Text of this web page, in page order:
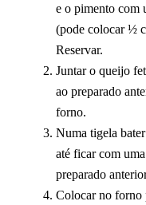
e o pimento com
(pode colocar ½
Reservar.
Juntar o queijo
ao preparado
forno.
Numa tigela
até ficar com
preparado
Colocar no forno